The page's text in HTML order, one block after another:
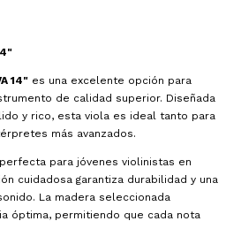
14" es una excelente opción para
de calidad superior. Diseñada
y rico, esta viola es ideal tanto para
más avanzados.
para jóvenes violinistas en
cuidadosa garantiza durabilidad y una
La madera seleccionada
óptima, permitiendo que cada nota